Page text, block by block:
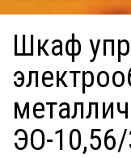
Шкаф
ЭО-